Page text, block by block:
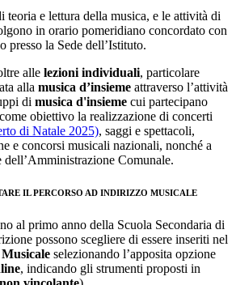
e lettura della musica, e le attività di
in orario pomeridiano concordato con
presso la Sede dell’Istituto.
alle lezioni individuali, particolare
alla musica d’insieme attraverso l’attività
di musica d'insieme cui partecipano
obiettivo la realizzazione di concerti
di Natale 2025), saggi e spettacoli,
e concorsi musicali nazionali, nonché a
Comunale.
IL PERCORSO AD INDIRIZZO MUSICALE
al primo anno della Scuola Secondaria di
possono scegliere di essere inseriti nel
selezionando l’apposita opzione
, indicando gli strumenti proposti in